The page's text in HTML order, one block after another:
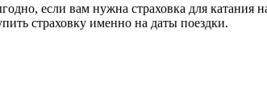
если вам нужна страховка для
страховку именно на даты поездки.